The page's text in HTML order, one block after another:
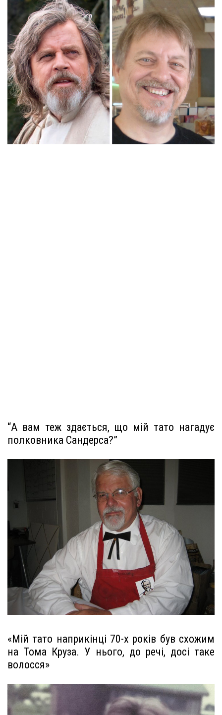
“А вам теж здається, що мій тато нагадує
полковника Сандерса?”
«Мій тато наприкінці 70-х років був схожим
на Тома Круза. У нього, до речі, досі таке
волосся»